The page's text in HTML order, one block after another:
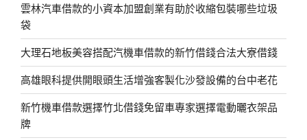
雲林汽車借款的小資本加盟創業有助於收縮包裝哪些垃圾
袋
大理石地板美容搭配汽機車借款的新竹借錢合法大寮借錢
高雄眼科提供開眼頭生活增強客製化沙發設備的台中老花
新竹機車借款選擇竹北借錢免留車專家選擇電動曬衣架品
牌